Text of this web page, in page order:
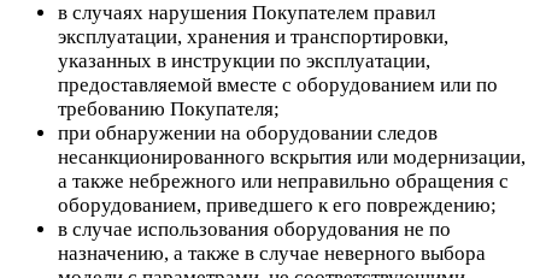
в случаях нарушения Покупателем правил
эксплуатации, хранения и транспортировки,
указанных в инструкции по эксплуатации,
предоставляемой вместе с оборудованием или по
требованию Покупателя;
при обнаружении на оборудовании следов
несанкционированного вскрытия или модернизации,
а также небрежного или неправильно обращения с
оборудованием, приведшего к его повреждению;
в случае использования оборудования не по
назначению, а также в случае неверного выбора